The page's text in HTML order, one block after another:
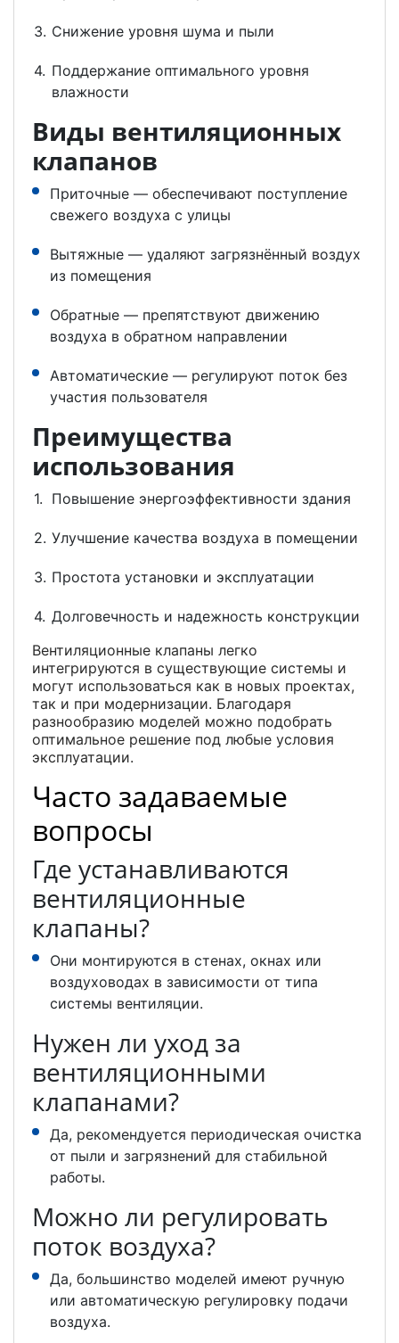
Снижение уровня шума и пыли
Поддержание оптимального уровня
влажности
Виды вентиляционных
клапанов
Приточные — обеспечивают поступление
свежего воздуха с улицы
Вытяжные — удаляют загрязнённый воздух
из помещения
Обратные — препятствуют движению
воздуха в обратном направлении
Автоматические — регулируют поток без
участия пользователя
Преимущества
использования
Повышение энергоэффективности здания
Улучшение качества воздуха в помещении
Простота установки и эксплуатации
Долговечность и надежность конструкции
Вентиляционные клапаны легко
интегрируются в существующие системы и
могут использоваться как в новых проектах,
так и при модернизации. Благодаря
разнообразию моделей можно подобрать
оптимальное решение под любые условия
эксплуатации.
Часто задаваемые
вопросы
Где устанавливаются
вентиляционные
клапаны?
Они монтируются в стенах, окнах или
воздуховодах в зависимости от типа
системы вентиляции.
Нужен ли уход за
вентиляционными
клапанами?
Да, рекомендуется периодическая очистка
от пыли и загрязнений для стабильной
работы.
Можно ли регулировать
поток воздуха?
Да, большинство моделей имеют ручную
или автоматическую регулировку подачи
воздуха.